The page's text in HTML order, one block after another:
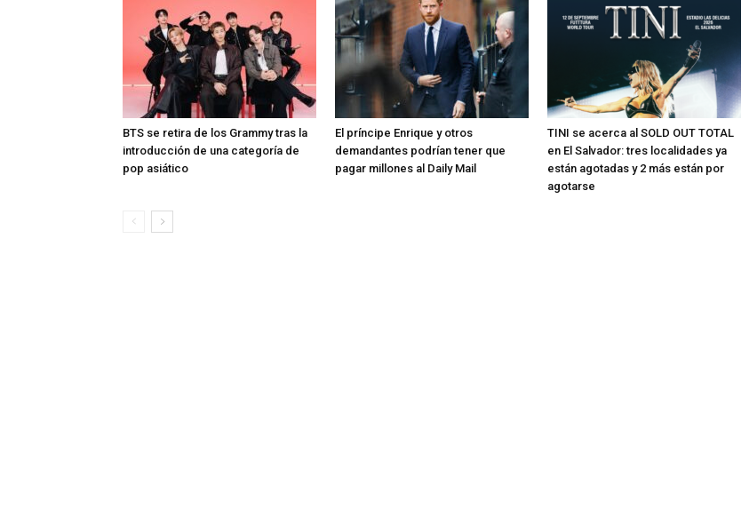
BTS se retira de los Grammy tras la
introducción de una categoría de
pop asiático
El príncipe Enrique y otros
demandantes podrían tener que
pagar millones al Daily Mail
TINI se acerca al SOLD OUT TOTAL
en El Salvador: tres localidades ya
están agotadas y 2 más están por
agotarse